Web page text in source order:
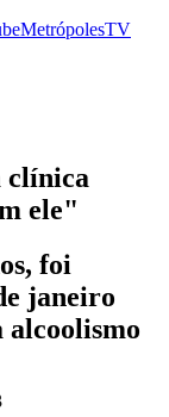
MetrópolesTV
clínica
ele"
foi
janeiro